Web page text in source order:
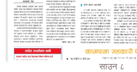
साउन ८